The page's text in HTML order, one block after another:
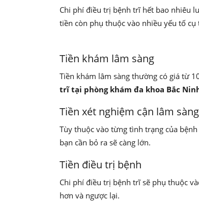
Chi phí điều trị bệnh trĩ hết bao nhiêu
tiền còn phụ thuộc vào nhiều yếu tố cụ
Tiền khám lâm sàng
Tiền khám lâm sàng thường có giá từ
trĩ tại phòng khám đa khoa Bắc
Tiền xét nghiệm cận lâm sàng
Tùy thuộc vào từng tình trạng của
bạn cần bỏ ra sẽ càng lớn.
Tiền điều trị bệnh
Chi phí điều trị bệnh trĩ sẽ phụ thuộc
hơn và ngược lại.